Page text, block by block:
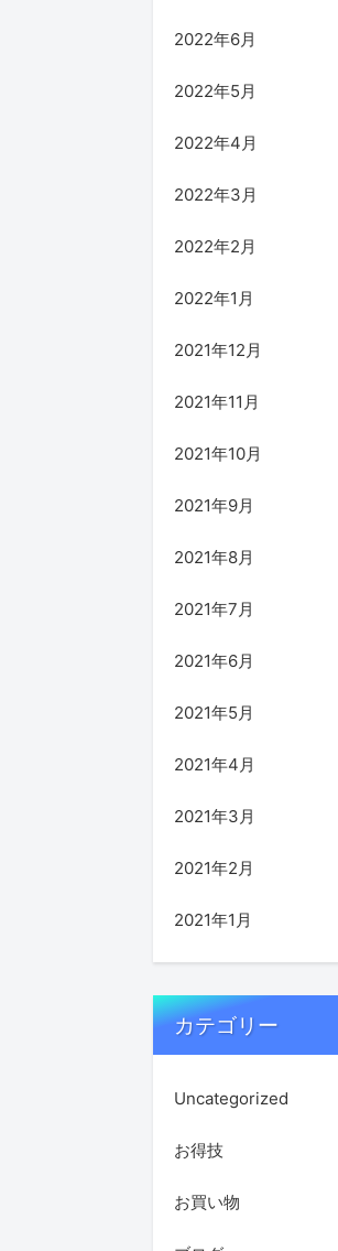
2022年6月
2022年5月
2022年4月
2022年3月
2022年2月
2022年1月
2021年12月
2021年11月
2021年10月
2021年9月
2021年8月
2021年7月
2021年6月
2021年5月
2021年4月
2021年3月
2021年2月
2021年1月
カテゴリー
Uncategorized
お得技
お買い物